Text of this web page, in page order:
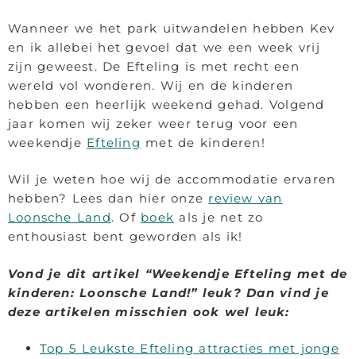
Wanneer we het park uitwandelen hebben Kev
en ik allebei het gevoel dat we een week vrij
zijn geweest. De Efteling is met recht een
wereld vol wonderen. Wij en de kinderen
hebben een heerlijk weekend gehad. Volgend
jaar komen wij zeker weer terug voor een
weekendje Efteling met de kinderen!
Wil je weten hoe wij de accommodatie ervaren
hebben? Lees dan hier onze review van
Loonsche Land. Of boek als je net zo
enthousiast bent geworden als ik!
Vond je dit artikel “Weekendje Efteling met de
kinderen: Loonsche Land!” leuk? Dan vind je
deze artikelen misschien ook wel leuk:
Top 5 Leukste Efteling attracties met jonge